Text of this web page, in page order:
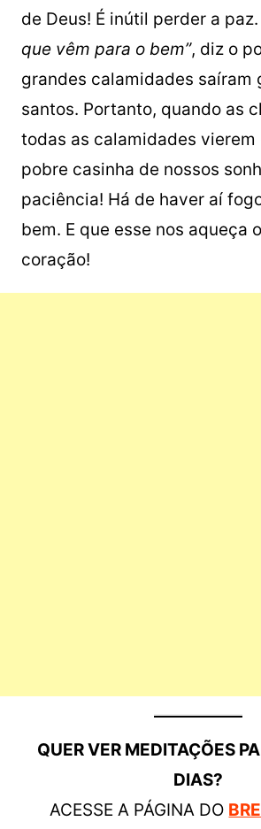
de Deus! É inútil perder a paz.
que vêm para o bem”, diz o
grandes calamidades saíram
santos. Portanto, quando as
todas as calamidades vierem
pobre casinha de nossos
paciência! Há de haver aí
bem. E que esse nos aqueça
coração!
QUER VER MEDITAÇÕES
DIAS?
ACESSE A PÁGINA DO